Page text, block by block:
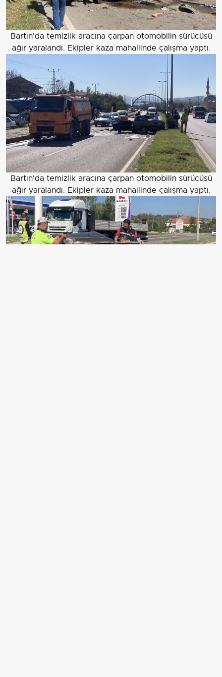
Bartın'da temizlik aracına çarpan otomobilin sürücüsü
ağır yaralandı. Ekipler kaza mahallinde çalışma yaptı.
Bartın'da temizlik aracına çarpan otomobilin sürücüsü
ağır yaralandı. Ekipler kaza mahallinde çalışma yaptı.